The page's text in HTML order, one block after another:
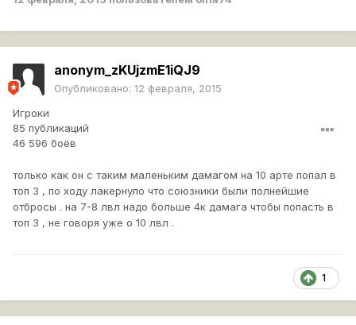
anonym_zKUjzmE1iQJ9
Опубликовано: 12 февраля, 2015
Игроки
85 публикаций
46 596 боёв
только как он с таким маленьким дамагом на 10 арте попал в
топ 3 , по ходу лакернуло что союзники были полнейшие
отбросы . на 7-8 лвл надо больше 4к дамага чтобы попасть в
топ 3 , не говоря уже о 10 лвл .
1